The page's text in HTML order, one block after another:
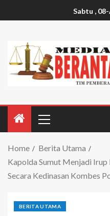
Sabtu ,
Home
Berita Utama
Kapolda Sumut Menjadi Irup
Secara Kedinasan Kombes
BERITA UTAMA